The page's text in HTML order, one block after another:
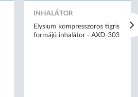
INHALÁTOR
Elysium kompresszoros tigris
formájú inhalátor - AXD-303